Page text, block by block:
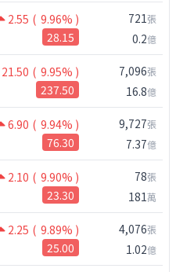
2.55 ( 9.96% )
28.15
721張
0.2億
( 9.95% )
237.50
7,096張
16.8億
6.90 ( 9.94% )
76.30
9,727張
7.37億
2.10 ( 9.90% )
23.30
78張
181萬
2.25 ( 9.89% )
25.00
4,076張
1.02億